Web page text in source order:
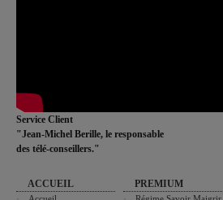
Service Client
"Jean-Michel Berille, le responsable
des télé-conseillers."
ACCUEIL PREMIUM